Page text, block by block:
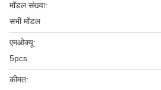
मॉडल संख्या:
सभी मॉडल
एमओक्यू:
5pcs
कीमत: